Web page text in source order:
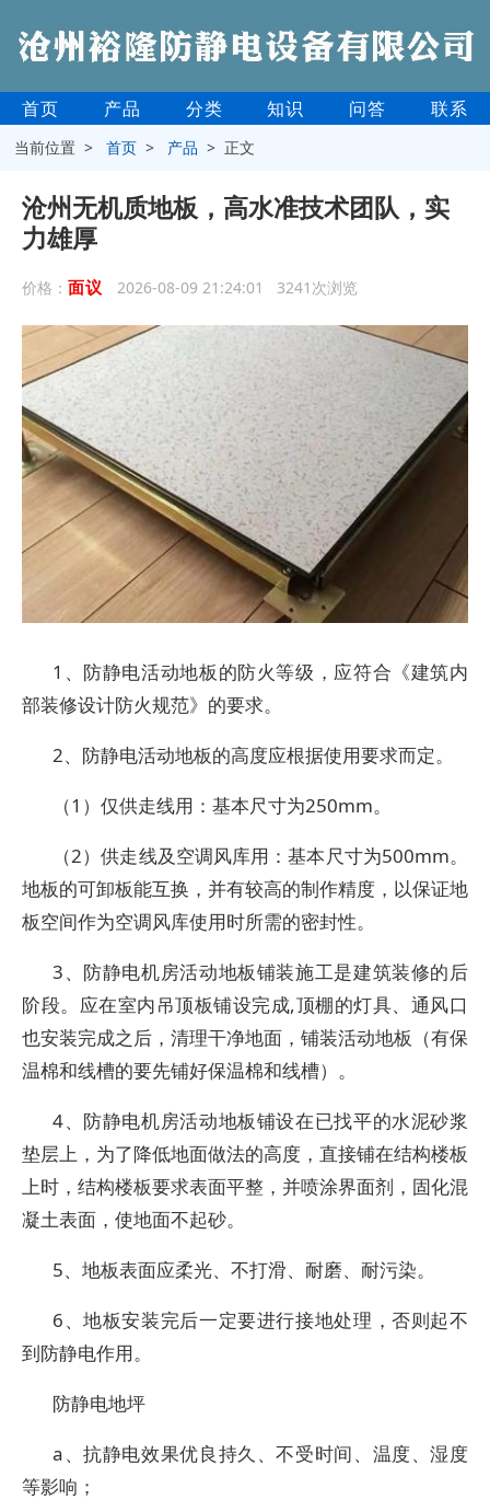
首页 产品 分类 知识 问答 联系
当前位置 >首页 > 产品 > 正文
沧州无机质地板，高水准技术团队，实
力雄厚
价格： 面议 2026-08-09 21:24:01 3241次浏览
1、防静电活动地板的防火等级，应符合《建筑内
部装修设计防火规范》的要求。
2、防静电活动地板的高度应根据使用要求而定。
（1）仅供走线用：基本尺寸为250mm。
（2）供走线及空调风库用：基本尺寸为500mm。
地板的可卸板能互换，并有较高的制作精度，以保证地
板空间作为空调风库使用时所需的密封性。
3、防静电机房活动地板铺装施工是建筑装修的后
阶段。应在室内吊顶板铺设完成,顶棚的灯具、通风口
也安装完成之后，清理干净地面，铺装活动地板（有保
温棉和线槽的要先铺好保温棉和线槽）。
4、防静电机房活动地板铺设在已找平的水泥砂浆
垫层上，为了降低地面做法的高度，直接铺在结构楼板
上时，结构楼板要求表面平整，并喷涂界面剂，固化混
凝土表面，使地面不起砂。
5、地板表面应柔光、不打滑、耐磨、耐污染。
6、地板安装完后一定要进行接地处理，否则起不
到防静电作用。
防静电地坪
a、抗静电效果优良持久、不受时间、温度、湿度
等影响；